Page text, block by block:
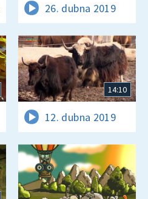
26. dubna 2019
14:10
12. dubna 2019